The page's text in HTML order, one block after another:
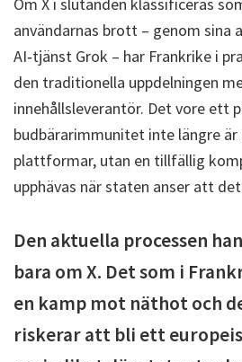
användarnas brott – genom sina
AI‑tjänst Grok – har Frankrike i
den traditionella uppdelningen
innehållsleverantör. Det vore ett
budbärarimmunitet inte längre
plattformar, utan en tillfällig
upphävas när staten anser att
Den aktuella processen
bara om X. Det som i
en kamp mot näthot och
riskerar att bli ett